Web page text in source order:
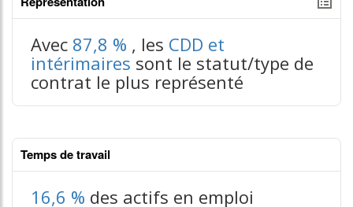
Avec 87,8 % , les CDD et
intérimaires sont le statut/type de
contrat le plus représenté
Temps de travail
16,6 % des actifs en emploi